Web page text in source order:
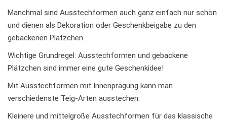
Manchmal sind Ausstechformen auch ganz einfach nur schön
und dienen als Dekoration oder Geschenkbeigabe zu den
gebackenen Plätzchen.
Wichtige Grundregel: Ausstechformen und gebackene
Plätzchen sind immer eine gute Geschenkidee!
Mit Ausstechformen mit Innenprägung kann man
verschiedenste Teig-Arten ausstechen.
Kleinere und mittelgroße Ausstechformen für das klassische